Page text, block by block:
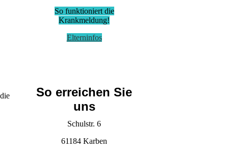
So funktioniert die
Krankmeldung!
Elterninfos
So erreichen Sie
uns
Schulstr. 6
61184 Karben